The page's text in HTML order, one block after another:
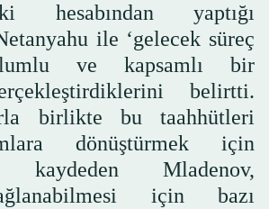
hesabından yaptığı
ile ‘gelecek süreç
ve kapsamlı bir
belirtti.
birlikte bu taahhütleri
dönüştürmek için
kaydeden Mladenov,
için bazı